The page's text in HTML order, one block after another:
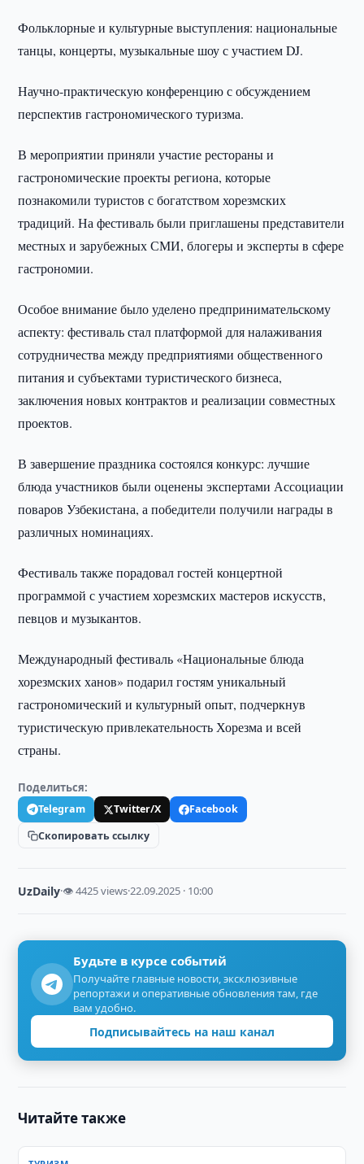
Фольклорные и культурные выступления: национальные
танцы, концерты, музыкальные шоу с участием DJ.
Научно-практическую конференцию с обсуждением
перспектив гастрономического туризма.
В мероприятии приняли участие рестораны и
гастрономические проекты региона, которые
познакомили туристов с богатством хорезмских
традиций. На фестиваль были приглашены представители
местных и зарубежных СМИ, блогеры и эксперты в сфере
гастрономии.
Особое внимание было уделено предпринимательскому
аспекту: фестиваль стал платформой для налаживания
сотрудничества между предприятиями общественного
питания и субъектами туристического бизнеса,
заключения новых контрактов и реализации совместных
проектов.
В завершение праздника состоялся конкурс: лучшие
блюда участников были оценены экспертами Ассоциации
поваров Узбекистана, а победители получили награды в
различных номинациях.
Фестиваль также порадовал гостей концертной
программой с участием хорезмских мастеров искусств,
певцов и музыкантов.
Международный фестиваль «Национальные блюда
хорезмских ханов» подарил гостям уникальный
гастрономический и культурный опыт, подчеркнув
туристическую привлекательность Хорезма и всей
страны.
Поделиться:
Telegram Twitter/X
Facebook
Скопировать ссылку
UzDaily·👁 4425 views·22.09.2025 · 10:00
Будьте в курсе событий
Получайте главные новости, эксклюзивные
репортажи и оперативные обновления там, где
вам удобно.
Подписывайтесь на наш канал
Читайте также